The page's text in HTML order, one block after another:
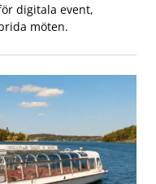
digitala event,
möten.